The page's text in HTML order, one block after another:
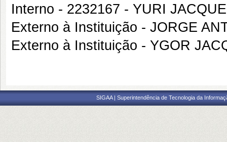
Interno - 2232167 - YURI
Externo à Instituição - JORGE
Externo à Instituição - YGOR
SIGAA | Superintendência de Tecnologia da